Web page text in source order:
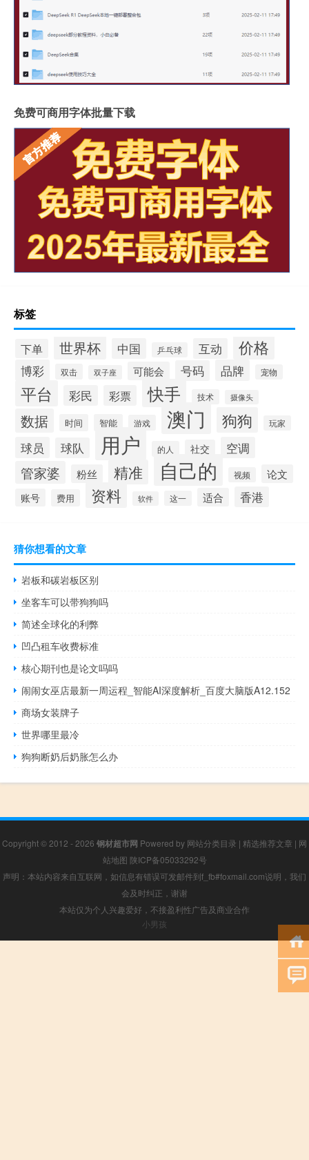
免费可商用字体批量下载
标签
下单 世界杯 中国 乒乓球 互动 价格
博彩 双击 双子座 可能会 号码 品牌 宠物
平台 彩民 彩票 快手 技术 摄像头
数据 时间 智能 游戏 澳门 狗狗 玩家
球员 球队 用户 的人 社交 空调
管家婆 粉丝 精准 自己的 视频 论文
账号 费用 资料 软件 这一 适合 香港
猜你想看的文章
岩板和碳岩板区别
坐客车可以带狗狗吗
简述全球化的利弊
凹凸租车收费标准
核心期刊也是论文吗吗
闹闹女巫店最新一周运程_智能AI深度解析_百度大脑版A12.152
商场女装牌子
世界哪里最冷
狗狗断奶后奶胀怎么办
Copyright © 2012 - 2026 钢材超市网 Powered by 网站分类目录 | 精选推荐文章 | 网
站地图 陕ICP备05033292号
声明：本站内容来自互联网，如信息有错误可发邮件到f_fb#foxmail.com说明，我们
会及时纠正，谢谢
本站仅为个人兴趣爱好，不接盈利性广告及商业合作
小男孩